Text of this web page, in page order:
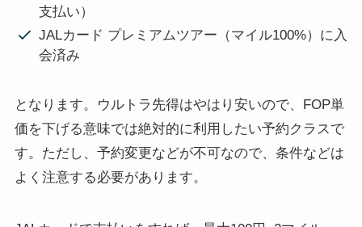
支払い）
JALカード プレミアムツアー（マイル100%）に入
会済み
となります。ウルトラ先得はやはり安いので、FOP単
価を下げる意味では絶対的に利用したい予約クラスで
す。ただし、予約変更などが不可なので、条件などは
よく注意する必要があります。